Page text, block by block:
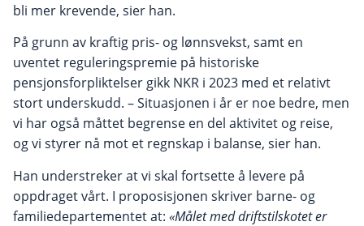
bli mer krevende, sier han.
På grunn av kraftig pris- og lønnsvekst, samt en
uventet reguleringspremie på historiske
pensjonsforpliktelser gikk NKR i 2023 med et relativt
stort underskudd. – Situasjonen i år er noe bedre, men
vi har også måttet begrense en del aktivitet og reise,
og vi styrer nå mot et regnskap i balanse, sier han.
Han understreker at vi skal fortsette å levere på
oppdraget vårt. I proposisjonen skriver barne- og
familiedepartementet at: «Målet med driftstilskotet er